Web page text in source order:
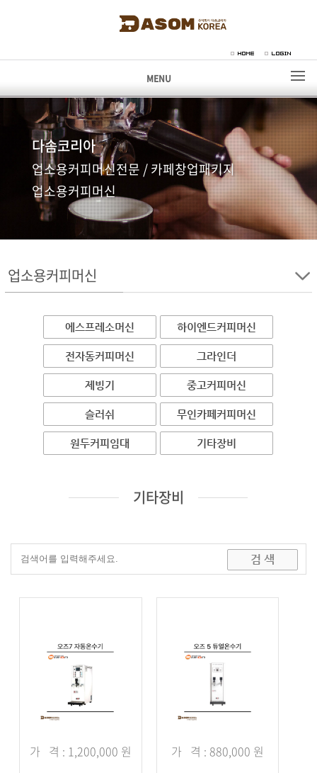
MENU
다솜코리아
업소용커피머신전문 / 카페창업패키지
업소용커피머신
업소용커피머신
에스프레소머신 하이엔드커피머신
전자동커피머신 그라인더
제빙기 중고커피머신
슬러쉬 무인카페커피머신
원두커피임대 기타장비
기타장비
가 격 : 1,200,000 원 가 격 : 880,000 원